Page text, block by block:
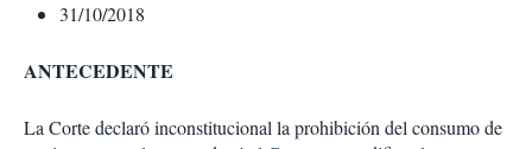
31/10/2018
ANTECEDENTE
La Corte declaró inconstitucional la prohibición del consumo de